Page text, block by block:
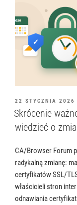
OPUBLIKOWANE
W
22 STYCZNIA 2026
Skrócenie
wiedzieć o
CA/Browser Forum
radykalną zmianę:
certyfikatów SSL/
właścicieli stron
odnawiania